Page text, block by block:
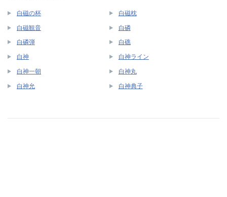
白磁の杯 白磁枕
白磁観音 白磷
白磷弾 白礁
白神 白神ライン
白神一朝 白神丸
白神允 白神典子